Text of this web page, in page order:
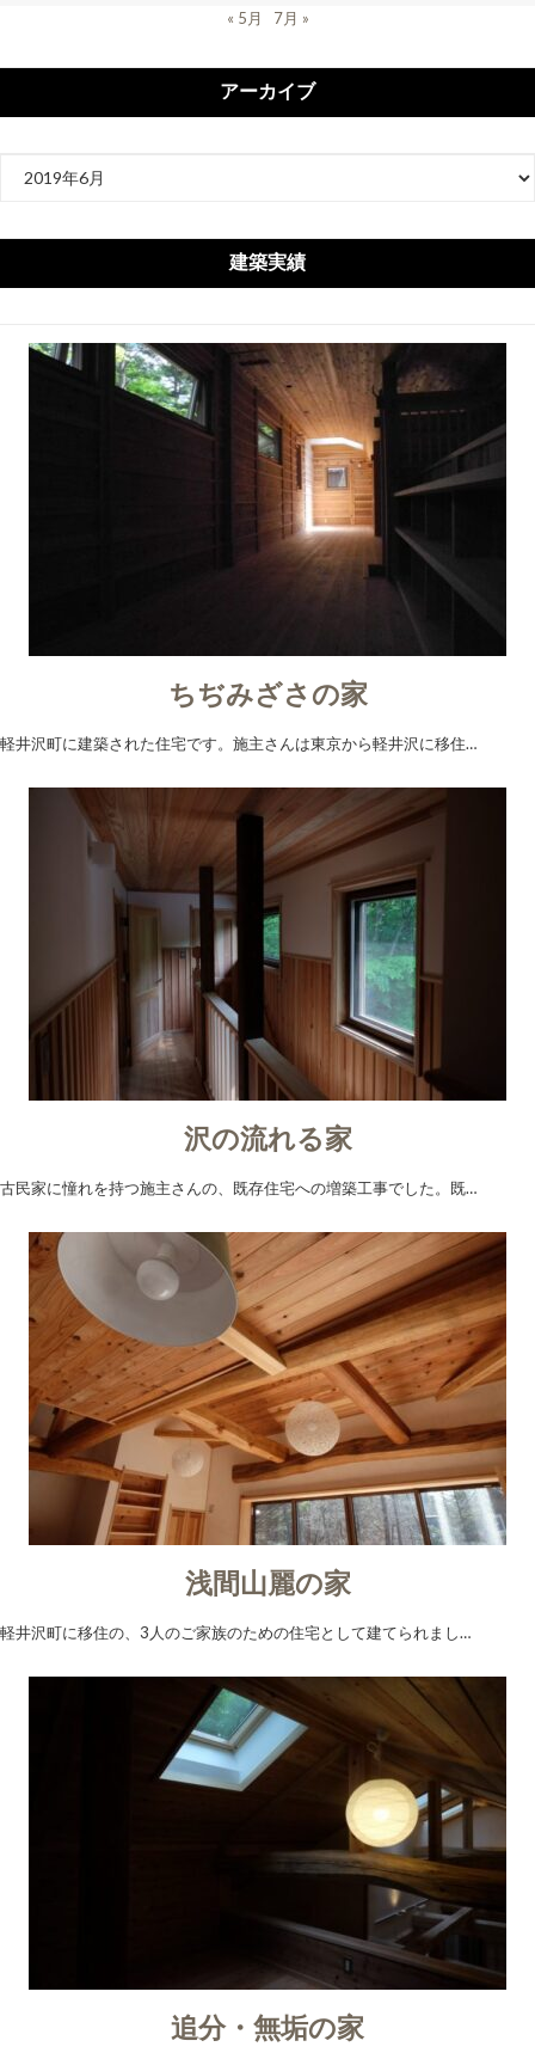
« 5月 7月 »
アーカイブ
イ
建築実績
ちぢみざさの家
軽井沢町に建築された住宅です。施主さんは東京から軽井沢に移住…
沢の流れる家
古民家に憧れを持つ施主さんの、既存住宅への増築工事でした。既…
浅間山麗の家
軽井沢町に移住の、3人のご家族のための住宅として建てられまし…
追分・無垢の家